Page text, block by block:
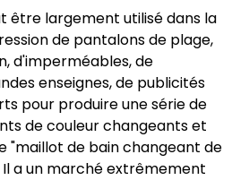
être largement utilisé dans la
de pantalons de plage,
d'imperméables, de
enseignes, de publicités
pour produire une série de
de couleur changeants et
"maillot de bain changeant de
Il a un marché extrêmement